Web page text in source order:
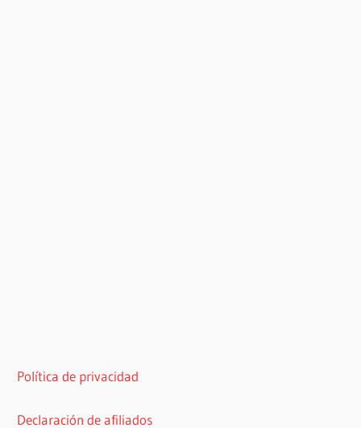
Política de privacidad
Declaración de afiliados